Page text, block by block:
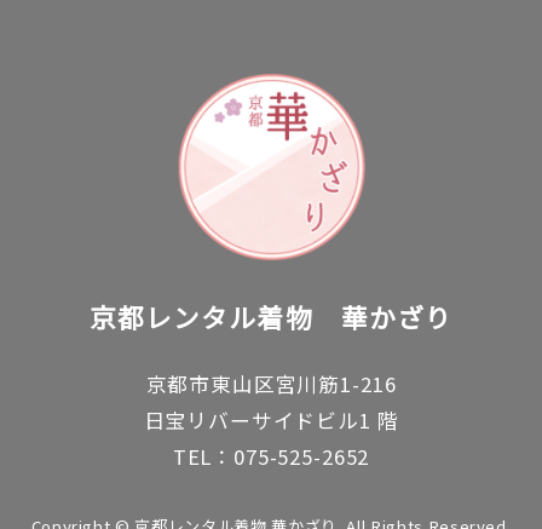
京都レンタル着物 華かざり
京都市東山区宮川筋1-216
日宝リバーサイドビル1 階
TEL：075-525-2652